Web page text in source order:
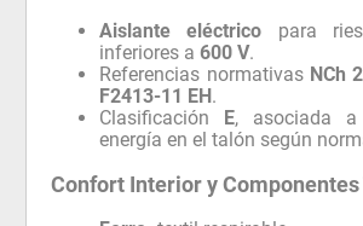
Aislante eléctrico para
inferiores a600 V.
Referencias normativas NCh
F2413-11 EH.
Clasificación E, asociada a
energía en el talón según
Confort Interior y Componentes